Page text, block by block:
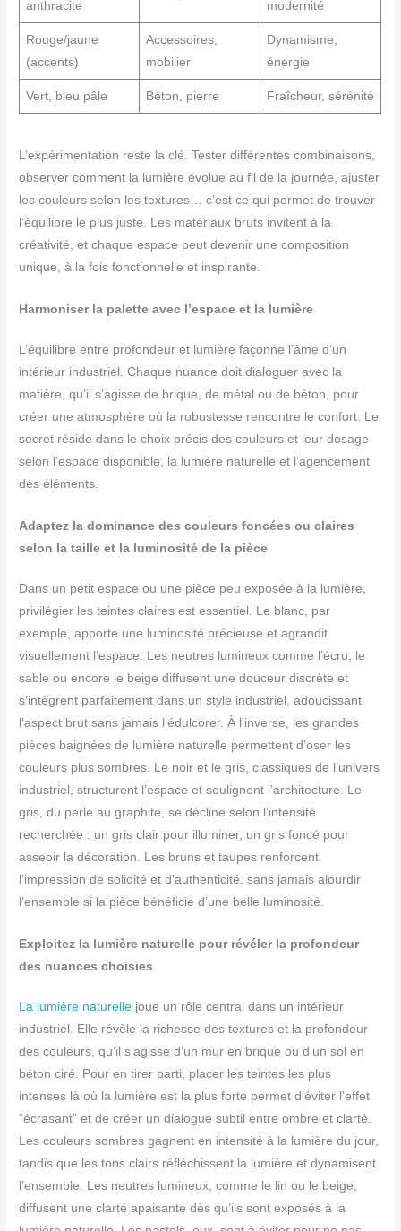
anthracite
modernité
Rouge/jaune
(accents)
Accessoires,
mobilier
Dynamisme,
énergie
Vert, bleu pâle Béton, pierre Fraîcheur, sérénité
L’expérimentation reste la clé. Tester différentes combinaisons,
observer comment la lumière évolue au fil de la journée, ajuster
les couleurs selon les textures… c’est ce qui permet de trouver
l’équilibre le plus juste. Les matériaux bruts invitent à la
créativité, et chaque espace peut devenir une composition
unique, à la fois fonctionnelle et inspirante.
Harmoniser la palette avec l’espace et la lumière
L’équilibre entre profondeur et lumière façonne l’âme d’un
intérieur industriel. Chaque nuance doit dialoguer avec la
matière, qu’il s’agisse de brique, de métal ou de béton, pour
créer une atmosphère où la robustesse rencontre le confort. Le
secret réside dans le choix précis des couleurs et leur dosage
selon l’espace disponible, la lumière naturelle et l’agencement
des éléments.
Adaptez la dominance des couleurs foncées ou claires
selon la taille et la luminosité de la pièce
Dans un petit espace ou une pièce peu exposée à la lumière,
privilégier les teintes claires est essentiel. Le blanc, par
exemple, apporte une luminosité précieuse et agrandit
visuellement l’espace. Les neutres lumineux comme l’écru, le
sable ou encore le beige diffusent une douceur discrète et
s’intègrent parfaitement dans un style industriel, adoucissant
l’aspect brut sans jamais l’édulcorer. À l’inverse, les grandes
pièces baignées de lumière naturelle permettent d’oser les
couleurs plus sombres. Le noir et le gris, classiques de l’univers
industriel, structurent l’espace et soulignent l’architecture. Le
gris, du perle au graphite, se décline selon l’intensité
recherchée : un gris clair pour illuminer, un gris foncé pour
asseoir la décoration. Les bruns et taupes renforcent
l’impression de solidité et d’authenticité, sans jamais alourdir
l’ensemble si la pièce bénéficie d’une belle luminosité.
Exploitez la lumière naturelle pour révéler la profondeur
des nuances choisies
La lumière naturelle joue un rôle central dans un intérieur
industriel. Elle révèle la richesse des textures et la profondeur
des couleurs, qu’il s’agisse d’un mur en brique ou d’un sol en
béton ciré. Pour en tirer parti, placer les teintes les plus
intenses là où la lumière est la plus forte permet d’éviter l’effet
“écrasant” et de créer un dialogue subtil entre ombre et clarté.
Les couleurs sombres gagnent en intensité à la lumière du jour,
tandis que les tons clairs réfléchissent la lumière et dynamisent
l’ensemble. Les neutres lumineux, comme le lin ou le beige,
diffusent une clarté apaisante dès qu’ils sont exposés à la